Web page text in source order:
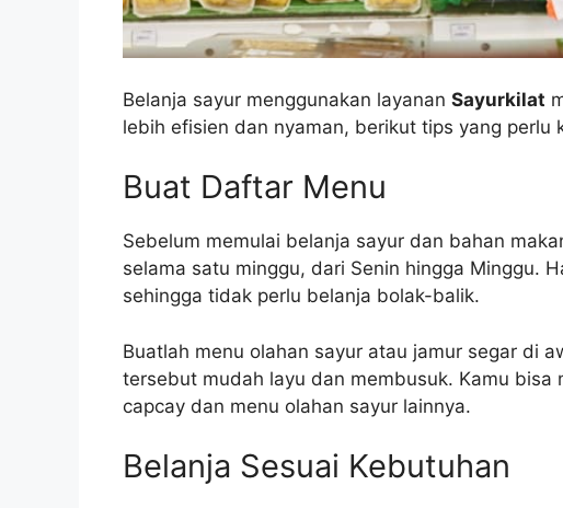
Belanja sayur menggunakan layanan Sayurkilat
lebih efisien dan nyaman, berikut tips yang perlu
Buat Daftar Menu
Sebelum memulai belanja sayur dan bahan
selama satu minggu, dari Senin hingga Minggu.
sehingga tidak perlu belanja bolak-balik.
Buatlah menu olahan sayur atau jamur segar di
tersebut mudah layu dan membusuk. Kamu
capcay dan menu olahan sayur lainnya.
Belanja Sesuai Kebutuhan